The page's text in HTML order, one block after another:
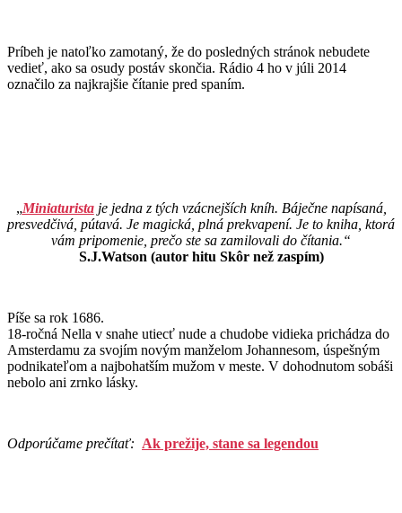
Príbeh je natoľko zamotaný, že do posledných stránok nebudete
vedieť, ako sa osudy postáv skončia. Rádio 4 ho v júli 2014
označilo za najkrajšie čítanie pred spaním.
„Miniaturistaje jedna z tých vzácnejších kníh. Báječne napísaná,
presvedčivá, pútavá. Je magická, plná prekvapení. Je to kniha, ktorá
vám pripomenie, prečo ste sa zamilovali do čítania.“
S.J.Watson (autor hitu Skôr než zaspím)
Píše sa rok 1686.
18-ročná Nella v snahe utiecť nude a chudobe vidieka prichádza do
Amsterdamu za svojím novým manželom Johannesom, úspešným
podnikateľom a najbohatším mužom v meste. V dohodnutom sobáši
nebolo ani zrnko lásky.
Odporúčame prečítať: Ak prežije, stane sa legendou